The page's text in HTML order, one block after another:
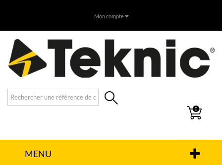
Mon compte
0
MENU